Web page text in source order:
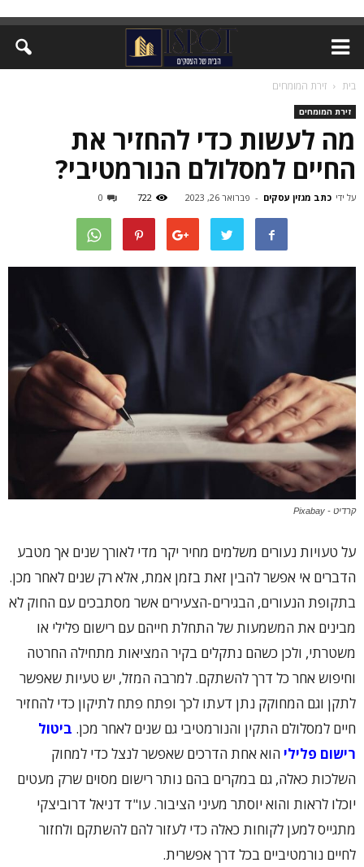
בית זירת המומחים
זירת המומחים
מה לעשות כדי להחזיר את
החיים למסלולם הנורמטיבי?
על ידי כתב מגזין עסקים - פברואר 26, 2023 722
0
קרדיט - Pixabay
על טעויות נעורים משלמים מחיר יקר מדי לאורך שנים אך מטבע
הדברים אי אפשר להבין זאת בזמן אמת, אלא רק שנים לאחר מכן.
בתקופת הנעורים, הבגירים-הצעירים אשר מסתבכים עם החוק לא
מבינים את המשמעות של התחלת חייהם עם רישום פלילי או
משטרתי, ולכן כשהם נתקלים בקיר המציאות מתחילה החרטה
וחיפוש אחר כל דרך להשתקם. למרבה המזל, יש טעיות שאפשר
לתקן וגם המחוקק נתן דעתו לכך ופתח פתח לתיקון כדי להחזיר
חיים למסלולם התקין והנורמטיבי גם שנים לאחר מכן. ביטול
רישום פלילי הוא אחת הדרכים שאפשר לנצל כדי למחוק
השלכות כאלה, גם במקרים בהם נותר רישום מסוים שרק מעטים
יוכלו לראות והוא יוסתר מעיני הציבור. עו"ד דניאל דרוביצקי
מתגייס למען לקוחות כאלה כדי לעזור להם להשתקם ולחזור
לחיים נורמטיביים בכל דרך אפשרית.